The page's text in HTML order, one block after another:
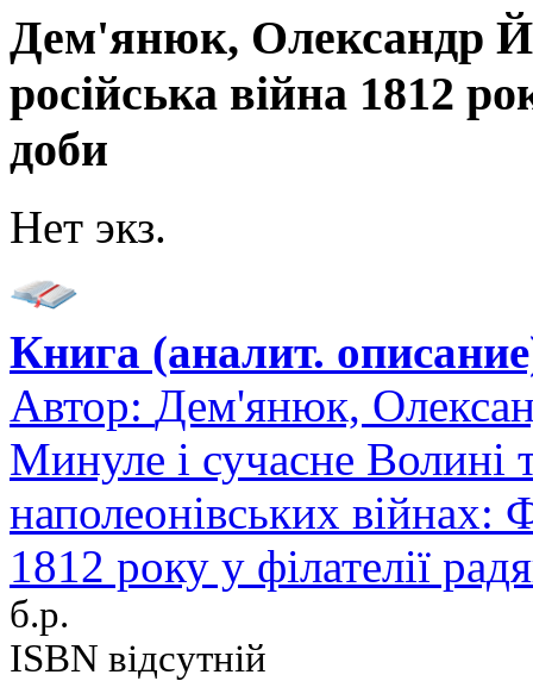
Дем'янюк, Олександр
російська війна 1812
доби
Нет экз.
Книга (аналит.
Автор: Дем'янюк,
Минуле і сучасне Волині
наполеонівських війнах:
1812 року у філателії
б.р.
ISBN відсутній